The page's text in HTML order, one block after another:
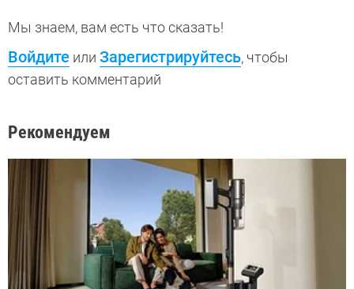
Мы знаем, вам есть что сказать!
Войдите или Зарегистрируйтесь, чтобы
оставить комментарий
Рекомендуем